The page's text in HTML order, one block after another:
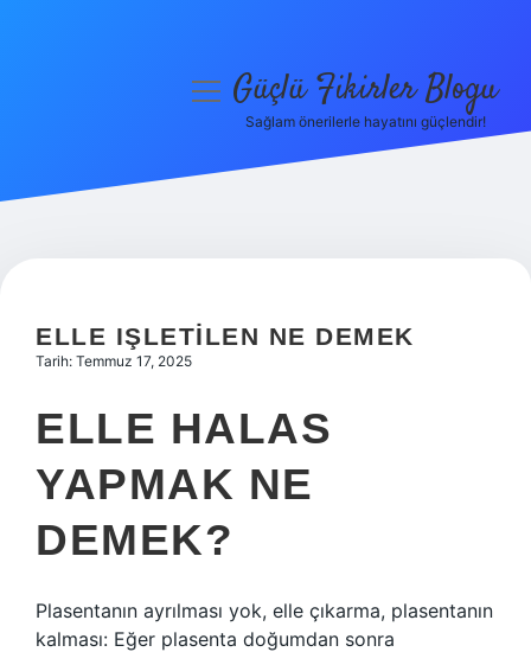
Hakkımızda
menüyüGüçlü Fikirler Blogu
Sağlam önerilerle hayatını güçlendir!
ELLE IŞLETILEN NE DEMEK
Tarih: Temmuz 17, 2025
ELLE HALAS
YAPMAK NE
DEMEK?
Plasentanın ayrılması yok, elle çıkarma, plasentanın
kalması: Eğer plasenta doğumdan sonra